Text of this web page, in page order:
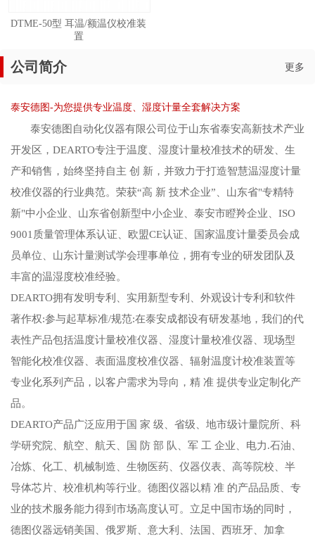
DTME-50型 耳温/额温仪校准装
置
公司简介 更多
泰安德图-为您提供专业温度、湿度计量全套解决方案
泰安德图自动化仪器有限公司位于山东省泰安高新技术产业
开发区，DEARTO专注于温度、湿度计量校准技术的研发、生
产和销售，始终坚持自主 创 新，并致力于打造智慧温湿度计量
校准仪器的行业典范。荣获“高 新 技术企业”、山东省"专精特
新"中小企业、山东省创新型中小企业、泰安市瞪羚企业、ISO
9001质量管理体系认证、欧盟CE认证、国家温度计量委员会成
员单位、山东计量测试学会理事单位，拥有专业的研发团队及
丰富的温湿度校准经验。
DEARTO拥有发明专利、实用新型专利、外观设计专利和软件
著作权:参与起草标准/规范:在泰安成都设有研发基地，我们的代
表性产品包括温度计量校准仪器、湿度计量校准仪器、现场型
智能化校准仪器、表面温度校准仪器、辐射温度计校准装置等
专业化系列产品，以客户需求为导向，精 准 提供专业定制化产
品。
DEARTO产品广泛应用于国 家 级、省级、地市级计量院所、科
学研究院、航空、航天、国 防 部 队、军 工 企业、电力.石油、
冶炼、化工、机械制造、生物医药、仪器仪表、高等院校、半
导体芯片、校准机构等行业。德图仪器以精 准 的产品品质、专
业的技术服务能力得到市场高度认可。立足中国市场的同时，
德图仪器远销美国、俄罗斯、意大利、法国、西班牙、加拿